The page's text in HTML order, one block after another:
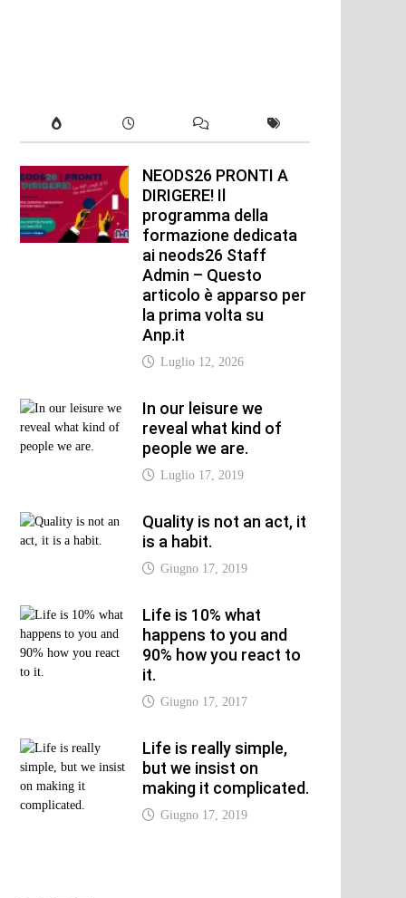
NEODS26 PRONTI A
DIRIGERE! Il
programma della
formazione dedicata
ai neods26 Staff
Admin – Questo
articolo è apparso per
la prima volta su
Anp.it
Luglio 12, 2026
In our leisure we
reveal what kind of
people we are.
Luglio 17, 2019
Quality is not an act, it
is a habit.
Giugno 17, 2019
Life is 10% what
happens to you and
90% how you react to
it.
Giugno 17, 2017
Life is really simple,
but we insist on
making it complicated.
Giugno 17, 2019